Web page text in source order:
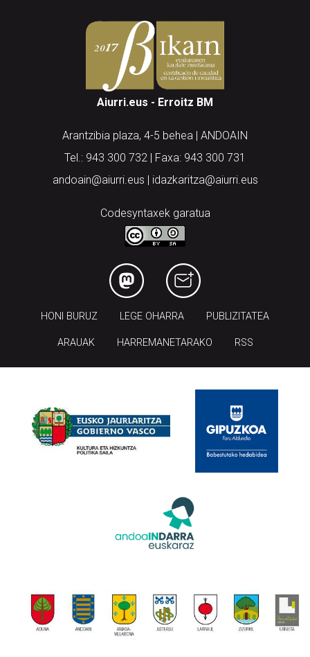
Aiurri.eus - Erroitz BM
Arantzibia plaza, 4-5 behea | ANDOAIN
Tel.: 943 300 732 | Faxa: 943 300 731
andoain@aiurri.eus | idazkaritza@aiurri.eus
Codesyntaxek garatua
HONI BURUZ LEGE OHARRA PUBLIZITATEA
ARAUAK HARREMANETARAKO RSS